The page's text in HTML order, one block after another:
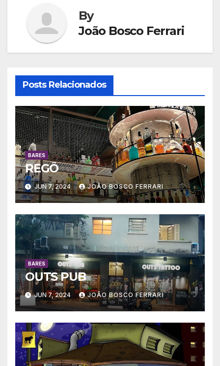
By
João Bosco Ferrari
Posts Relacionados
BARES
REGÔ
JUN 7, 2024 JOÃO BOSCO FERRARI
BARES
OUTS PUB
JUN 7, 2024 JOÃO BOSCO FERRARI